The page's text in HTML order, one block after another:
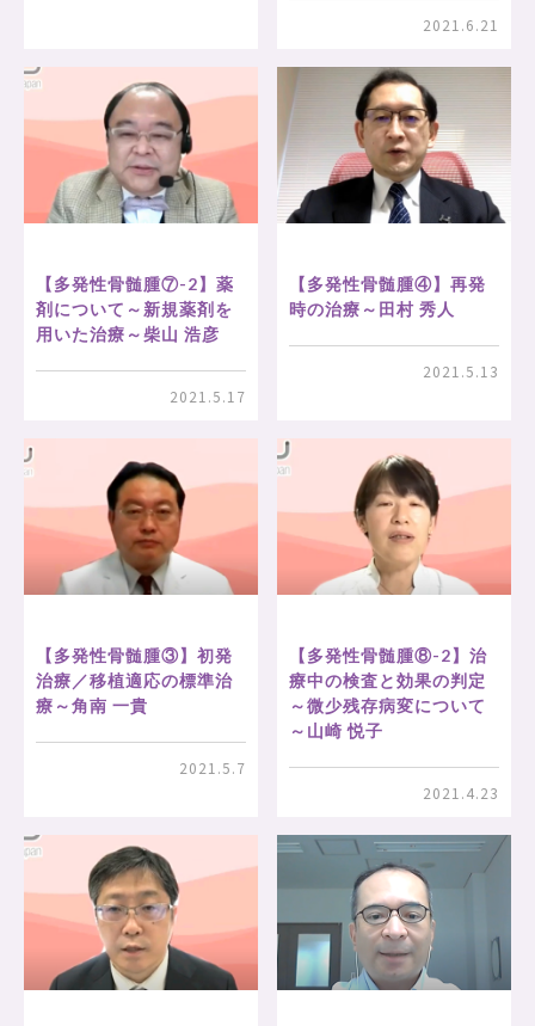
2021.6.21
【多発性骨髄腫⑦-2】薬
剤について～新規薬剤を
用いた治療～柴山 浩彦
2021.5.17
【多発性骨髄腫④】再発
時の治療～田村 秀人
2021.5.13
【多発性骨髄腫③】初発
治療／移植適応の標準治
療～角南 一貴
2021.5.7
【多発性骨髄腫⑧-2】治
療中の検査と効果の判定
～微少残存病変について
～山崎 悦子
2021.4.23